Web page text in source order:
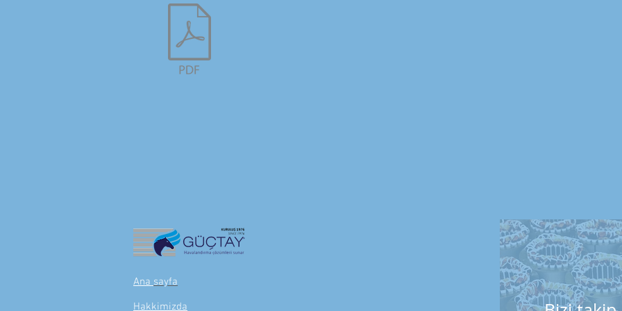
Ana sayfa
Hakkimizda